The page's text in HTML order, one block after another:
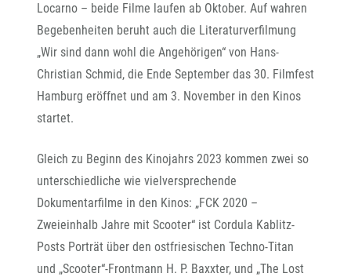
Locarno – beide Filme laufen ab Oktober. Auf wahren
Begebenheiten beruht auch die Literaturverfilmung
„Wir sind dann wohl die Angehörigen“ von Hans-
Christian Schmid, die Ende September das 30. Filmfest
Hamburg eröffnet und am 3. November in den Kinos
startet.
Gleich zu Beginn des Kinojahrs 2023 kommen zwei so
unterschiedliche wie vielversprechende
Dokumentarfilme in den Kinos: „FCK 2020 –
Zweieinhalb Jahre mit Scooter“ ist Cordula Kablitz-
Posts Porträt über den ostfriesischen Techno-Titan
und „Scooter“-Frontmann H. P. Baxxter, und „The Lost